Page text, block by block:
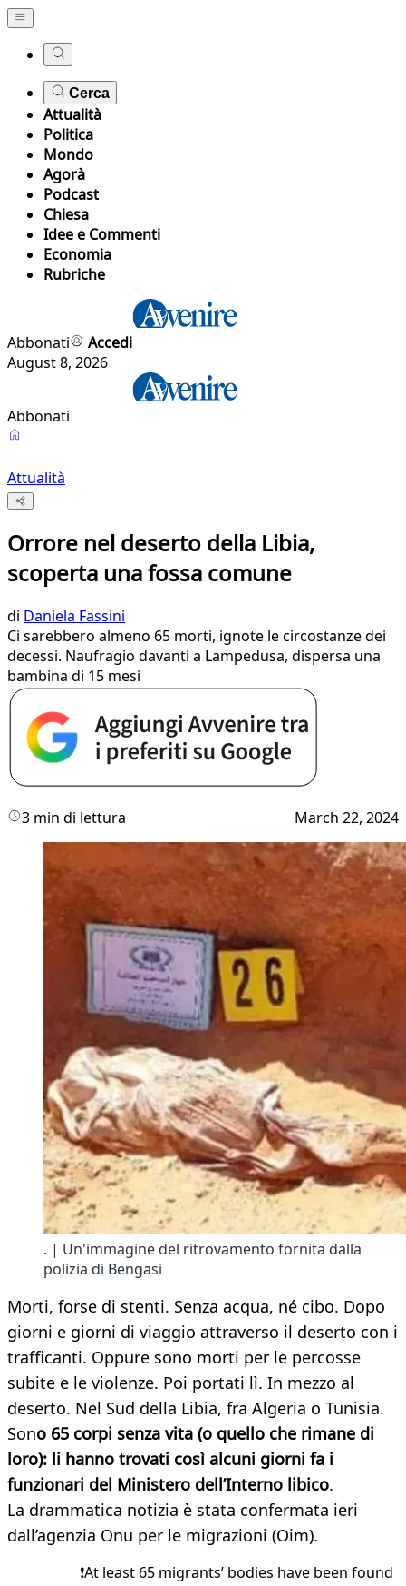
Cerca
Attualità
Politica
Mondo
Agorà
Podcast
Chiesa
Idee e Commenti
Economia
Rubriche
Abbonati
Accedi
August 8, 2026
Abbonati
Attualità
Orrore nel deserto della Libia,
scoperta una fossa comune
di Daniela Fassini
Ci sarebbero almeno 65 morti, ignote le circostanze dei
decessi. Naufragio davanti a Lampedusa, dispersa una
bambina di 15 mesi
3 min di lettura March 22, 2024
. | Un'immagine del ritrovamento fornita dalla
polizia di Bengasi
Morti, forse di stenti. Senza acqua, né cibo. Dopo
giorni e giorni di viaggio attraverso il deserto con i
trafficanti. Oppure sono morti per le percosse
subite e le violenze. Poi portati lì. In mezzo al
deserto. Nel Sud della Libia, fra Algeria o Tunisia.
Sono 65 corpi senza vita (o quello che rimane di
loro): li hanno trovati così alcuni giorni fa i
funzionari del Ministero dell’Interno libico.
La drammatica notizia è stata confermata ieri
dall’agenzia Onu per le migrazioni (Oim).
❗️At least 65 migrants’ bodies have been found